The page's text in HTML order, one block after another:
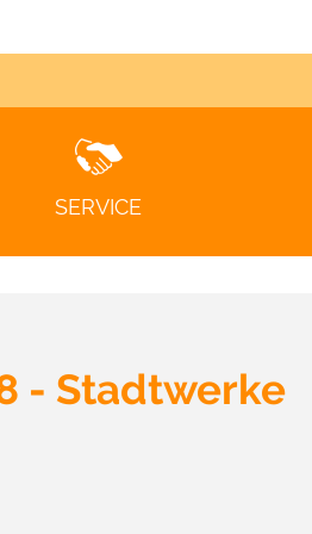
SERVICE
- Stadtwerke